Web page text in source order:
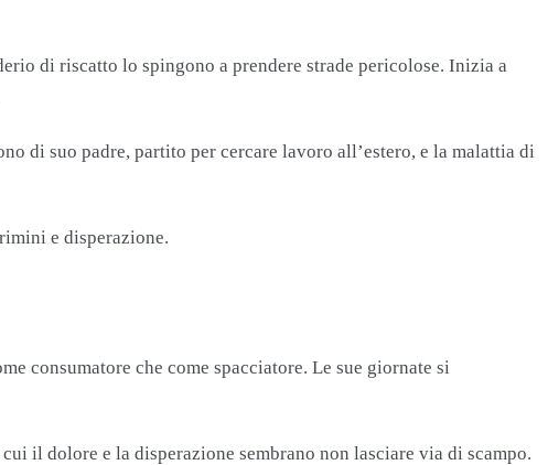
di riscatto lo spingono a prendere strade pericolose. Inizia a
di suo padre, partito per cercare lavoro all’estero, e la malattia di
e disperazione.
consumatore che come spacciatore. Le sue giornate si
il dolore e la disperazione sembrano non lasciare via di scampo.